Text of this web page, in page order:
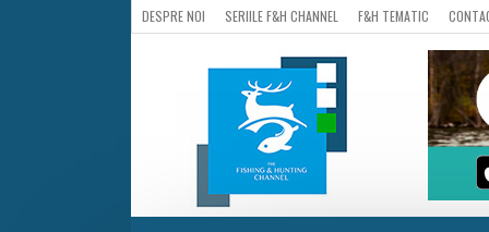
DESPRE NOI SERIILE F&H CHANNEL F&H TEMATIC